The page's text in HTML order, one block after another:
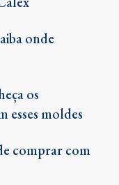
onde
os
esses moldes
comprar com